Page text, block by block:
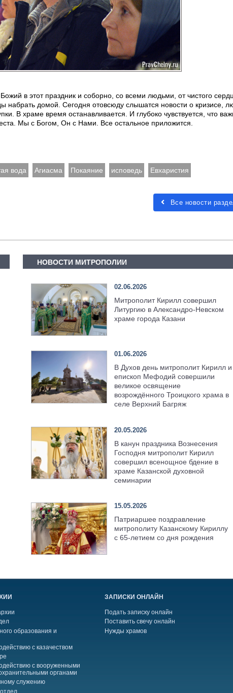
в этот праздник и соборно, со всеми людьми, от чистого
набрать домой. Сегодня отовсюду слышатся новости о кризисе,
В храме время останавливается. И глубоко чувствуется, что
Мы с Богом, Он с Нами. Все остальное приложится.
вода Агиасма Покаяние исповедь Евхаристия
Все новости
НОВОСТИ МИТРОПОЛИИ
02.06.2026
Митрополит Кирилл совершил
Литургию в Александро-Невском
храме города Казани
01.06.2026
В Духов день митрополит Кирилл и
епископ Мефодий совершили
великое освящение
возрождённого Троицкого храма в
селе Верхний Багряж
20.05.2026
В канун праздника Вознесения
Господня митрополит Кирилл
совершил всенощное бдение в
храме Казанской духовной
семинарии
15.05.2026
Патриаршее поздравление
митрополиту Казанскому Кириллу
с 65-летием со дня рождения
образования и
с казачеством
с вооруженными
органами
служению
ЗАПИСКИ ОНЛАЙН
Подать записку онлайн
Поставить свечу онлайн
Нужды храмов